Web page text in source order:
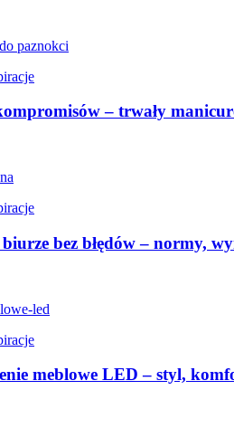
– trwały
bez błędów – normy,
meblowe LED – styl,